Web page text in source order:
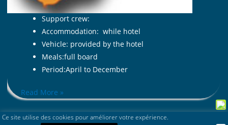
Participant:minimum 2 people
Support crew:
Accommodation:while hotel
Vehicle: provided by the hotel
Meals:full board
Period:April to December
Read More »
Ce site utilise des cookies pour améliorer votre expérience.